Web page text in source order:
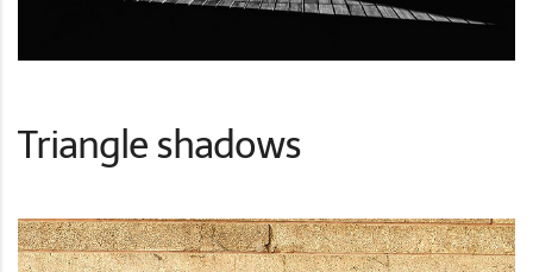
Triangle shadows